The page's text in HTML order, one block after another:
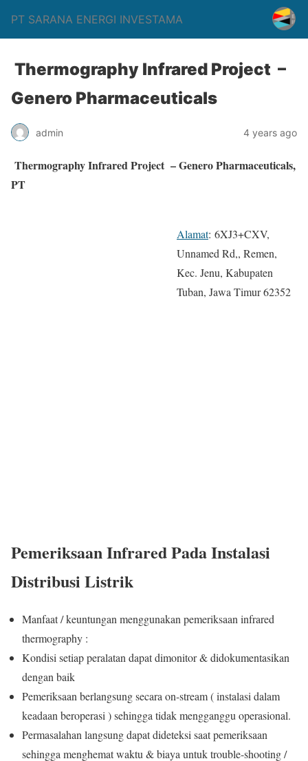
PT SARANA ENERGI INVESTAMA
Thermography Infrared Project –
Genero Pharmaceuticals
admin 4 years ago
Thermography Infrared Project – Genero Pharmaceuticals,
PT
Alamat: 6XJ3+CXV,
Unnamed Rd,, Remen,
Kec. Jenu, Kabupaten
Tuban, Jawa Timur 62352
Pemeriksaan Infrared Pada Instalasi
Distribusi Listrik
Manfaat / keuntungan menggunakan pemeriksaan infrared
thermography :
Kondisi setiap peralatan dapat dimonitor & didokumentasikan
dengan baik
Pemeriksaan berlangsung secara on-stream ( instalasi dalam
keadaan beroperasi ) sehingga tidak mengganggu operasional.
Permasalahan langsung dapat dideteksi saat pemeriksaan
sehingga menghemat waktu & biaya untuk trouble-shooting /